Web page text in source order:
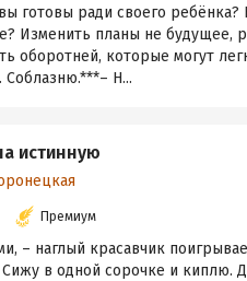
готовы ради своего
Изменить планы не будущее,
оборотней, которые могут
Соблазню.***– Н...
истинную
Премиум
– наглый красавчик
Сижу в одной сорочке и киплю.